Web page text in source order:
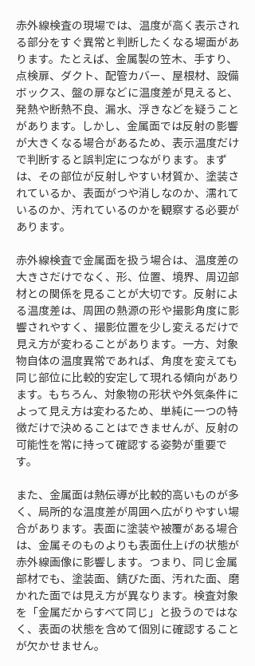
赤外線検査の現場では、温度が高く表示され
る部分をすぐ異常と判断したくなる場面があ
ります。たとえば、金属製の笠木、手すり、
点検扉、ダクト、配管カバー、屋根材、設備
ボックス、盤の扉などに温度差が見えると、
発熱や断熱不良、漏水、浮きなどを疑うこと
があります。しかし、金属面では反射の影響
が大きくなる場合があるため、表示温度だけ
で判断すると誤判定につながります。まず
は、その部位が反射しやすい材質か、塗装さ
れているか、表面がつや消しなのか、濡れて
いるのか、汚れているのかを観察する必要が
あります。
赤外線検査で金属面を扱う場合は、温度差の
大きさだけでなく、形、位置、境界、周辺部
材との関係を見ることが大切です。反射によ
る温度差は、周囲の熱源の形や撮影角度に影
響されやすく、撮影位置を少し変えるだけで
見え方が変わることがあります。一方、対象
物自体の温度異常であれば、角度を変えても
同じ部位に比較的安定して現れる傾向があり
ます。もちろん、対象物の形状や外気条件に
よって見え方は変わるため、単純に一つの特
徴だけで決めることはできませんが、反射の
可能性を常に持って確認する姿勢が重要で
す。
また、金属面は熱伝導が比較的高いものが多
く、局所的な温度差が周囲へ広がりやすい場
合があります。表面に塗装や被覆がある場合
は、金属そのものよりも表面仕上げの状態が
赤外線画像に影響します。つまり、同じ金属
部材でも、塗装面、錆びた面、汚れた面、磨
かれた面では見え方が異なります。検査対象
を「金属だからすべて同じ」と扱うのではな
く、表面の状態を含めて個別に確認すること
が欠かせません。